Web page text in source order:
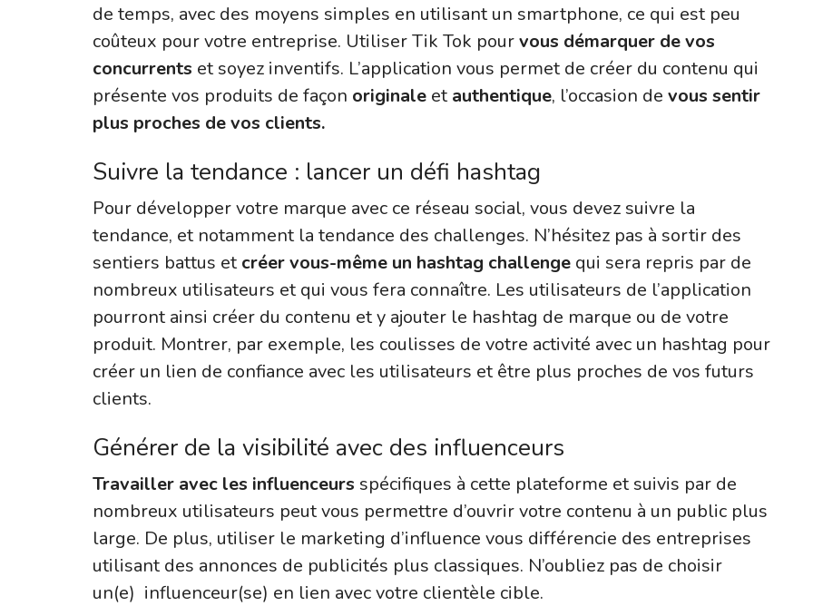
de temps, avec des moyens simples en utilisant un smartphone, ce qui est peu
coûteux pour votre entreprise. Utiliser Tik Tok pourvous démarquer de vos
concurrents et soyez inventifs. L’application vous permet de créer du contenu qui
présente vos produits de façon originale et authentique, l’occasion de vous sentir
plus proches de vos clients.
Suivre la tendance : lancer un défi hashtag
Pour développer votre marque avec ce réseau social, vous devez suivre la
tendance, et notamment la tendance des challenges. N’hésitez pas à sortir des
sentiers battus et créer vous-même un hashtag challenge qui sera repris par de
nombreux utilisateurs et qui vous fera connaître. Les utilisateurs de l’application
pourront ainsi créer du contenu et y ajouter le hashtag de marque ou de votre
produit. Montrer, par exemple, les coulisses de votre activité avec un hashtag pour
créer un lien de confiance avec les utilisateurs et être plus proches de vos futurs
clients.
Générer de la visibilité avec des influenceurs
Travailler avec les influenceurs spécifiques à cette plateforme et suivis par de
nombreux utilisateurs peut vous permettre d’ouvrir votre contenu à un public plus
large. De plus, utiliser le marketing d’influence vous différencie des entreprises
utilisant des annonces de publicités plus classiques. N’oubliez pas de choisir
un(e) influenceur(se) en lien avec votre clientèle cible.